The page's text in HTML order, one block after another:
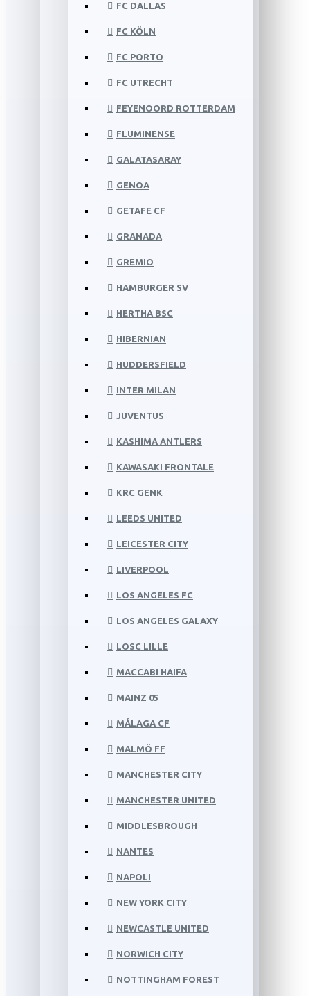
FC DALLAS
FC KÖLN
FC PORTO
FC UTRECHT
FEYENOORD ROTTERDAM
FLUMINENSE
GALATASARAY
GENOA
GETAFE CF
GRANADA
GREMIO
HAMBURGER SV
HERTHA BSC
HIBERNIAN
HUDDERSFIELD
INTER MILAN
JUVENTUS
KASHIMA ANTLERS
KAWASAKI FRONTALE
KRC GENK
LEEDS UNITED
LEICESTER CITY
LIVERPOOL
LOS ANGELES FC
LOS ANGELES GALAXY
LOSC LILLE
MACCABI HAIFA
MAINZ 05
MÁLAGA CF
MALMÖ FF
MANCHESTER CITY
MANCHESTER UNITED
MIDDLESBROUGH
NANTES
NAPOLI
NEW YORK CITY
NEWCASTLE UNITED
NORWICH CITY
NOTTINGHAM FOREST